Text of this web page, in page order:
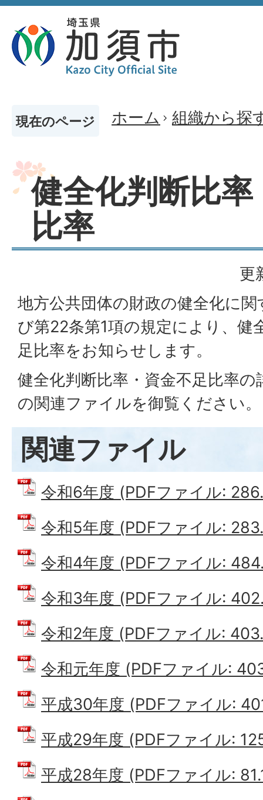
現在のページ ホーム 組織から探
健全化判断比
比率
更
地方公共団体の財政の健全化に
び第22条第1項の規定により、健
足比率をお知らせします。
健全化判断比率・資金不足比率
の関連ファイルを御覧ください。
関連ファイル
令和6年度 (PDFファイル:
令和5年度 (PDFファイル:
令和4年度 (PDFファイル:
令和3年度 (PDFファイル:
令和2年度 (PDFファイル:
令和元年度 (PDFファイル:
平成30年度 (PDFファイル:
平成29年度 (PDFファイル:
平成28年度 (PDFファイル: